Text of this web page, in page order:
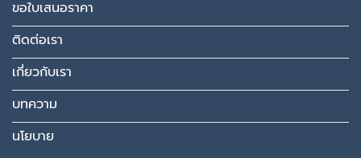
ขอใบเสนอราคา
ติดต่อเรา
เกี่ยวกับเรา
บทความ
นโยบาย